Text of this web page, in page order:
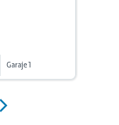
Garaje 1